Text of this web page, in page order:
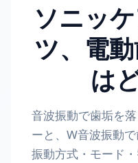
ソニッ
ツ、電
は
音波振動で歯垢を
ーと、W音波振動
振動方式・モード